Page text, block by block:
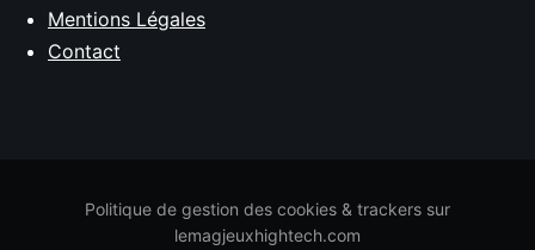
Mentions Légales
Contact
Politique de gestion des cookies & trackers sur
lemagjeuxhightech.com